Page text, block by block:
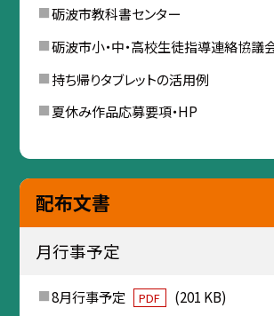
砺波市教科書センター
砺波市小・中・高校生徒指導連絡協議
持ち帰りタブレットの活用例
夏休み作品応募要項・HP
配布文書
月行事予定
8月行事予定 PDF
(201 KB)